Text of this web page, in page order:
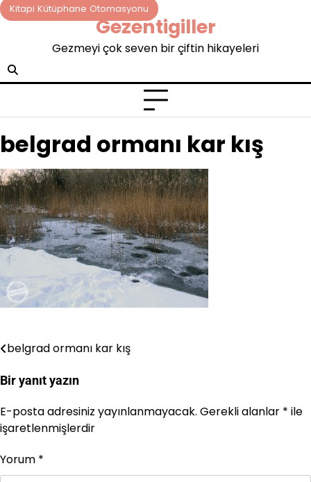
Skip
to
Kitapi Kütüphane Otomasyonu
Gezentigiller
Gezmeyi çok seven bir çiftin hikayeleri
belgrad ormanı kar kış
Yazı
gezinmesi
belgrad ormanı kar kış
Bir yanıt yazın
E-posta adresiniz yayınlanmayacak. Gerekli alanlar * ile
işaretlenmişlerdir
Yorum *